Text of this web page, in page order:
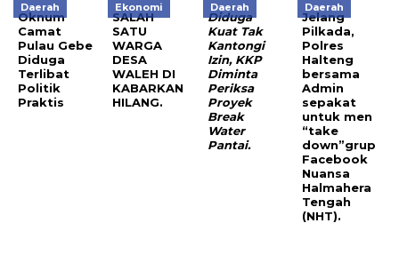
Daerah
Oknum
Camat
Pulau Gebe
Diduga
Terlibat
Politik
Praktis
Ekonomi
SALAH
SATU
WARGA
DESA
WALEH DI
KABARKAN
HILANG.
Daerah
Diduga
Kuat Tak
Kantongi
Izin, KKP
Diminta
Periksa
Proyek
Break
Water
Pantai.
Daerah
Jelang
Pilkada,
Polres
Halteng
bersama
Admin
sepakat
untuk men
“take
down”grup
Facebook
Nuansa
Halmahera
Tengah
(NHT).